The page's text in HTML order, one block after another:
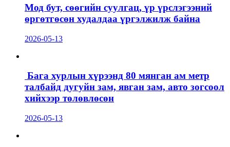
Мод бут, сөөгийн суулгац, үр үрслэгээний
өргөтгөсөн худалдаа үргэлжилж байна
2026-05-13
Бага хурлын хүрээнд 80 мянган ам метр
талбайд дугуйн зам, явган зам, авто зогсоол
хийхээр төлөвлөсөн
2026-05-13